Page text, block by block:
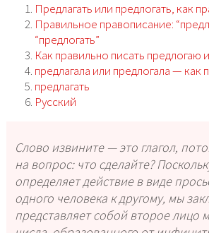
Предлагать или предлогать, как
Правильное правописание:
“предлогать”
Как правильно писать предлогаю
предлагала или предлогала — как
предлагать
Русский
Слово извините — это глагол,
на вопрос: что сделайте?
определяет действие в виде
одного человека к другому, мы
представляет собой второе лицо